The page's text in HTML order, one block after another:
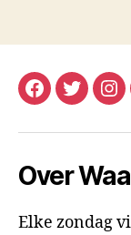
Facebook
Twitter
Over
Elke zondag